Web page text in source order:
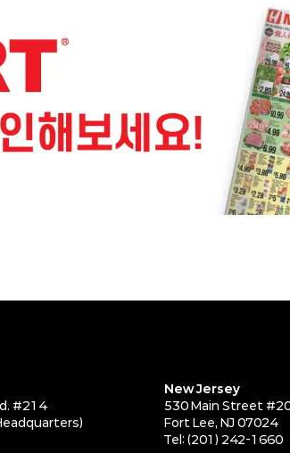
#214
New Jersey
530 Main Street
Fort Lee, NJ 07024
Tel: (201) 242-1660